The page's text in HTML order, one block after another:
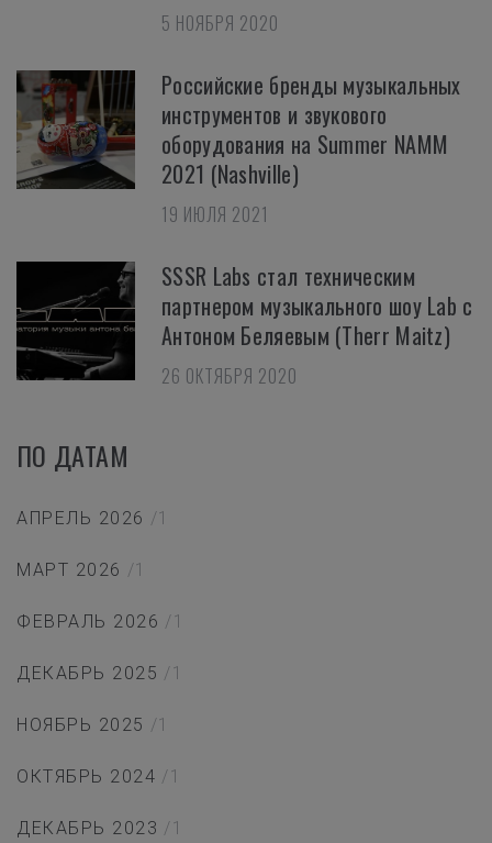
5 НОЯБРЯ 2020
Российские бренды музыкальных
инструментов и звукового
оборудования на Summer NAMM
2021 (Nashville)
19 ИЮЛЯ 2021
SSSR Labs стал техническим
партнером музыкального шоу Lab с
Антоном Беляевым (Therr Maitz)
26 ОКТЯБРЯ 2020
ПО ДАТАМ
АПРЕЛЬ 2026 /1
МАРТ 2026 /1
ФЕВРАЛЬ 2026 /1
ДЕКАБРЬ 2025 /1
НОЯБРЬ 2025 /1
ОКТЯБРЬ 2024 /1
ДЕКАБРЬ 2023 /1